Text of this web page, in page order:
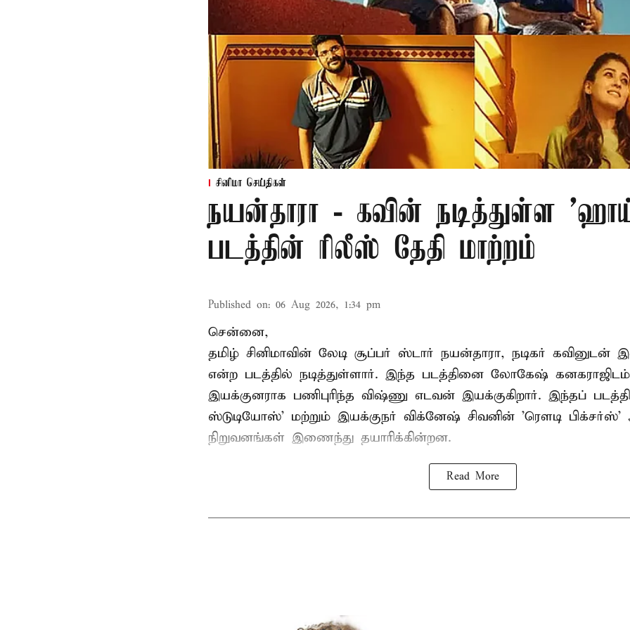
சினிமா செய்திகள்
நயன்தாரா - கவின் நடித்துள்ள
படத்தின் ரிலீஸ் தேதி மாற்றம்
Published on: 06 Aug 2026, 1:34 pm
சென்னை,
தமிழ் சினிமாவின் லேடி சூப்பர் ஸ்டார் நயன்தாரா, நடிகர்
என்ற படத்தில் நடித்துள்ளார். இந்த படத்தினை லோகேஷ்
இயக்குனராக பணிபுரிந்த விஷ்ணு எடவன் இயக்குகிறார். இந்தப்
ஸ்டுடியோஸ்' மற்றும் இயக்குநர் விக்னேஷ் சிவனின் 'ரௌடி பிக்சர்ஸ்'
நிறுவனங்கள் இணைந்து தயாரிக்கின்றன.
Read More